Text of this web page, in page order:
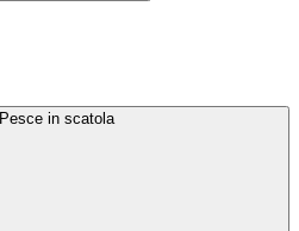
Pesce in scatola